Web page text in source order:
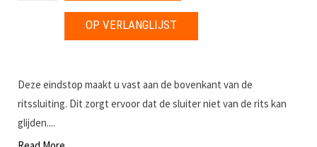
OP VERLANGLIJST
Deze eindstop maakt u vast aan de bovenkant van de
ritssluiting. Dit zorgt ervoor dat de sluiter niet van de rits kan
glijden....